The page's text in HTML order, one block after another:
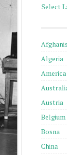
Select
Algeria
America
Austria
Belgium
Bosna
China